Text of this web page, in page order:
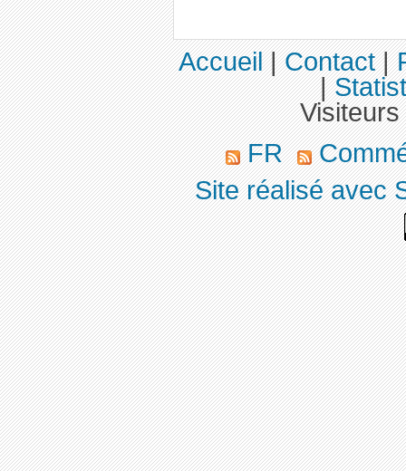
Accueil|Contact|
|
FR
Site réalisé avec